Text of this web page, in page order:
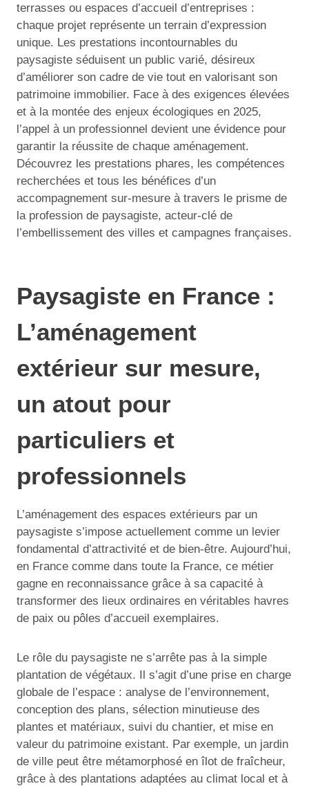
terrasses ou espaces d’accueil d’entreprises :
chaque projet représente un terrain d’expression
unique. Les prestations incontournables du
paysagiste séduisent un public varié, désireux
d’améliorer son cadre de vie tout en valorisant son
patrimoine immobilier. Face à des exigences élevées
et à la montée des enjeux écologiques en 2025,
l’appel à un professionnel devient une évidence pour
garantir la réussite de chaque aménagement.
Découvrez les prestations phares, les compétences
recherchées et tous les bénéfices d’un
accompagnement sur-mesure à travers le prisme de
la profession de paysagiste, acteur-clé de
l’embellissement des villes et campagnes françaises.
Paysagiste en France :
L’aménagement
extérieur sur mesure,
un atout pour
particuliers et
professionnels
L’aménagement des espaces extérieurs par un
paysagiste s’impose actuellement comme un levier
fondamental d’attractivité et de bien-être. Aujourd’hui,
en France comme dans toute la France, ce métier
gagne en reconnaissance grâce à sa capacité à
transformer des lieux ordinaires en véritables havres
de paix ou pôles d’accueil exemplaires.
Le rôle du paysagiste ne s’arrête pas à la simple
plantation de végétaux. Il s’agit d’une prise en charge
globale de l’espace : analyse de l’environnement,
conception des plans, sélection minutieuse des
plantes et matériaux, suivi du chantier, et mise en
valeur du patrimoine existant. Par exemple, un jardin
de ville peut être métamorphosé en îlot de fraîcheur,
grâce à des plantations adaptées au climat local et à